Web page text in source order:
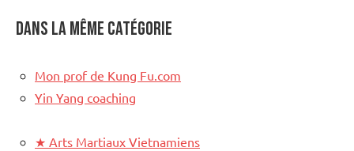
Dans la même catégorie
Mon prof de Kung Fu.com
Yin Yang coaching
★ Arts Martiaux Vietnamiens